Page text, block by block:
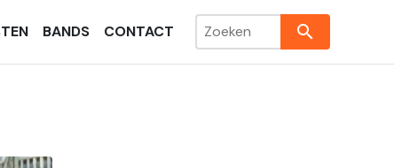
BANDS CONTACT search